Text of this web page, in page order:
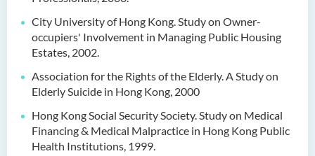
City University of Hong Kong. Study on Owner-
occupiers' Involvement in Managing Public Housing
Estates, 2002.
Association for the Rights of the Elderly. A Study on
Elderly Suicide in Hong Kong, 2000
Hong Kong Social Security Society. Study on Medical
Financing & Medical Malpractice in Hong Kong Public
Health Institutions, 1999.